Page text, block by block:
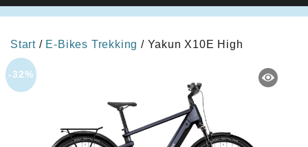
Start / E-Bikes Trekking / Yakun X10E High
-32%